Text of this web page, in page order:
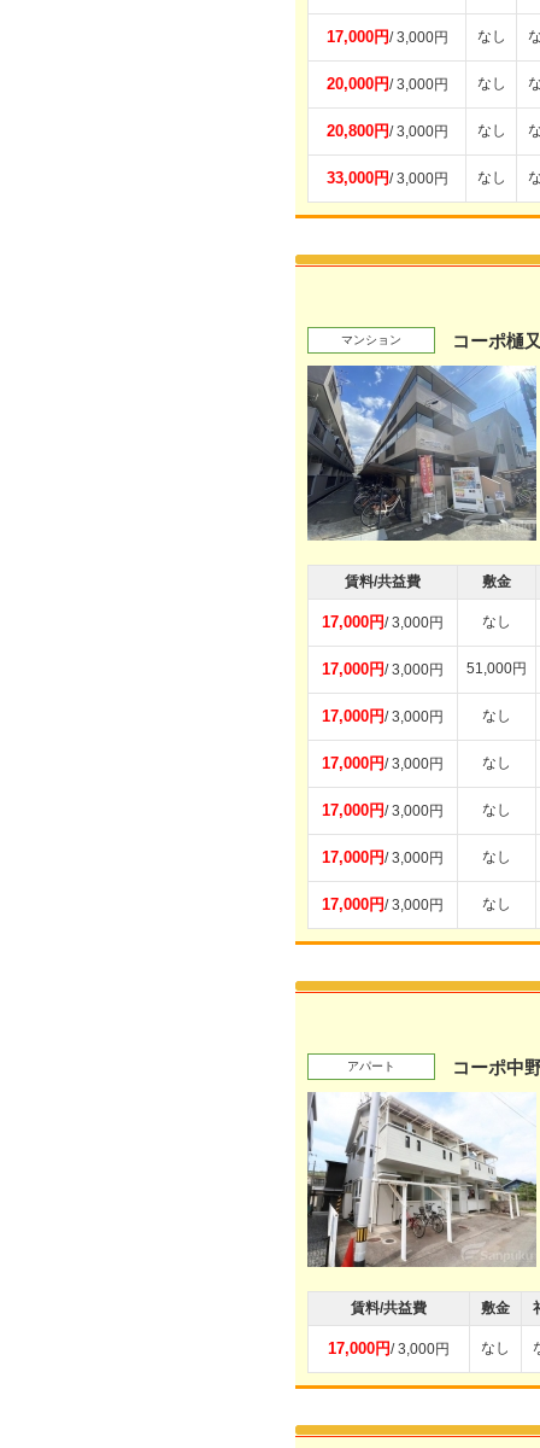
17,000円/ 3,000円 なし
20,000円/ 3,000円 なし
20,800円/ 3,000円 なし
33,000円/ 3,000円 なし
マンション コーポ樋
賃料/共益費 敷金
17,000円/ 3,000円 なし
17,000円/ 3,000円 51,000円
17,000円/ 3,000円 なし
17,000円/ 3,000円 なし
17,000円/ 3,000円 なし
17,000円/ 3,000円 なし
17,000円/ 3,000円 なし
アパート コーポ中
賃料/共益費 敷金
17,000円/ 3,000円 なし